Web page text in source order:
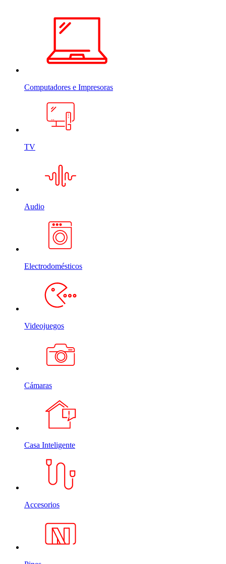
Computadores e Impresoras
TV
Audio
Electrodomésticos
Videojuegos
Cámaras
Casa Inteligente
Accesorios